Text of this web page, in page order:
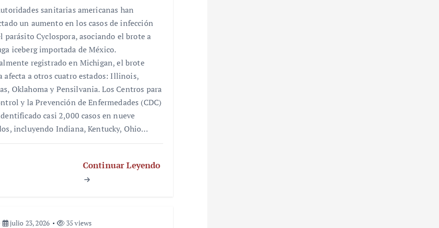
sanitarias americanas han
un aumento en los casos de infección
parásito Cyclospora, asociando el brote a
iceberg importada de México.
registrado en Michigan, el brote
afecta a otros cuatro estados: Illinois,
Oklahoma y Pensilvania. Los Centros para
y la Prevención de Enfermedades (CDC)
casi 2,000 casos en nueve
incluyendo Indiana, Kentucky, Ohio…
Continuar Leyendo
julio 23, 2026 35 views